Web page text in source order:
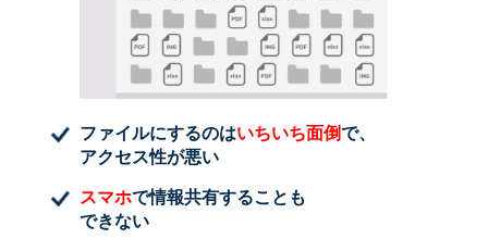
ファイルにするのはいちいち面倒で、
アクセス性が悪い
スマホで情報共有することも
できない